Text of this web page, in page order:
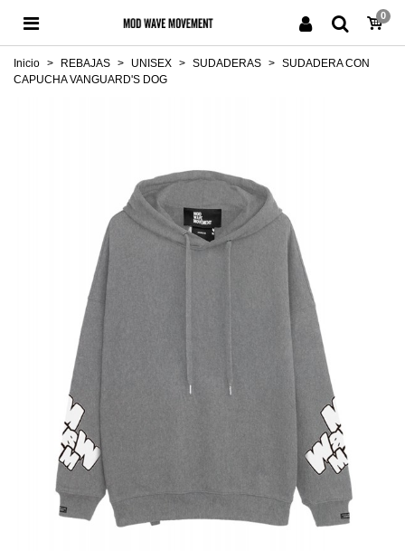
0
Inicio > REBAJAS > UNISEX > SUDADERAS > SUDADERA CON
CAPUCHA VANGUARD'S DOG